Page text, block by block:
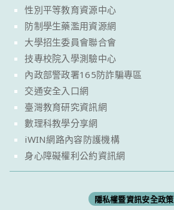
性別平等教育資源中心
防制學生藥濫用資源網
大學招生委員會聯合會
技專校院入學測驗中心
內政部警政署165防詐騙專區
交通安全入口網
臺灣教育研究資訊網
數理科教學分享網
iWIN網路內容防護機構
身心障礙權利公約資訊網
隱私權暨資訊安全政策